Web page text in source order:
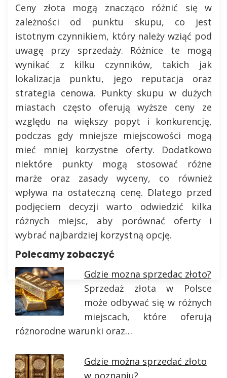
Ceny złota mogą znacząco różnić się w
zależności od punktu skupu, co jest
istotnym czynnikiem, który należy wziąć pod
uwagę przy sprzedaży. Różnice te mogą
wynikać z kilku czynników, takich jak
lokalizacja punktu, jego reputacja oraz
strategia cenowa. Punkty skupu w dużych
miastach często oferują wyższe ceny ze
względu na większy popyt i konkurencję,
podczas gdy mniejsze miejscowości mogą
mieć mniej korzystne oferty. Dodatkowo
niektóre punkty mogą stosować różne
marże oraz zasady wyceny, co również
wpływa na ostateczną cenę. Dlatego przed
podjęciem decyzji warto odwiedzić kilka
różnych miejsc, aby porównać oferty i
wybrać najbardziej korzystną opcję.
Polecamy zobaczyć
Gdzie mozna sprzedac złoto?
Sprzedaż złota w Polsce
może odbywać się w różnych
miejscach, które oferują
różnorodne warunki oraz…
Gdzie można sprzedać złoto
w poznaniu?